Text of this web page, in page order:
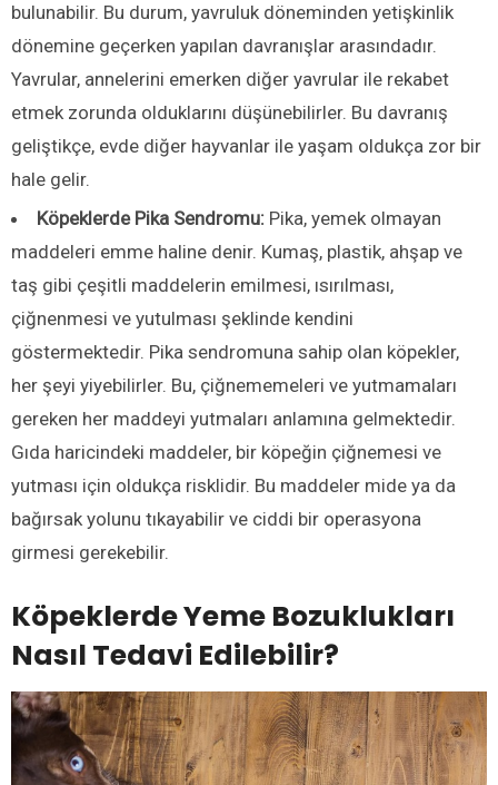
bulunabilir. Bu durum, yavruluk döneminden yetişkinlik
dönemine geçerken yapılan davranışlar arasındadır.
Yavrular, annelerini emerken diğer yavrular ile rekabet
etmek zorunda olduklarını düşünebilirler. Bu davranış
geliştikçe, evde diğer hayvanlar ile yaşam oldukça zor bir
hale gelir.
Köpeklerde Pika Sendromu: Pika, yemek olmayan
maddeleri emme haline denir. Kumaş, plastik, ahşap ve
taş gibi çeşitli maddelerin emilmesi, ısırılması,
çiğnenmesi ve yutulması şeklinde kendini
göstermektedir. Pika sendromuna sahip olan köpekler,
her şeyi yiyebilirler. Bu, çiğnememeleri ve yutmamaları
gereken her maddeyi yutmaları anlamına gelmektedir.
Gıda haricindeki maddeler, bir köpeğin çiğnemesi ve
yutması için oldukça risklidir. Bu maddeler mide ya da
bağırsak yolunu tıkayabilir ve ciddi bir operasyona
girmesi gerekebilir.
Köpeklerde Yeme Bozuklukları
Nasıl Tedavi Edilebilir?